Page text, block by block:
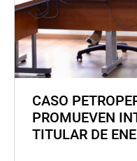
CASO
PROMUEVEN
TITULAR DE